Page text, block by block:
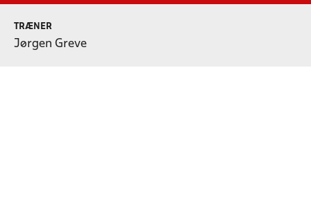
TRÆNER
Jørgen Greve